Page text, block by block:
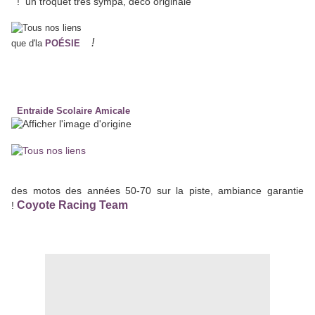
que d'la POÉSIE !
Entraide Scolaire Amicale
des motos des années 50-70 sur la piste, ambiance garantie
! Coyote Racing Team